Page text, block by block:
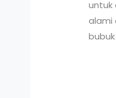
untuk
alami